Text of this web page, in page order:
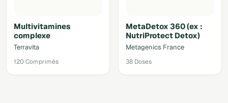
Multivitamines
complexe
Terravita
120 Comprimés
MetaDetox 360 (ex :
NutriProtect Detox)
Metagenics France
38 Doses